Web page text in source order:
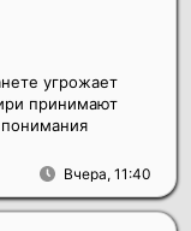
Вчера, 11:40
угрожает
принимают